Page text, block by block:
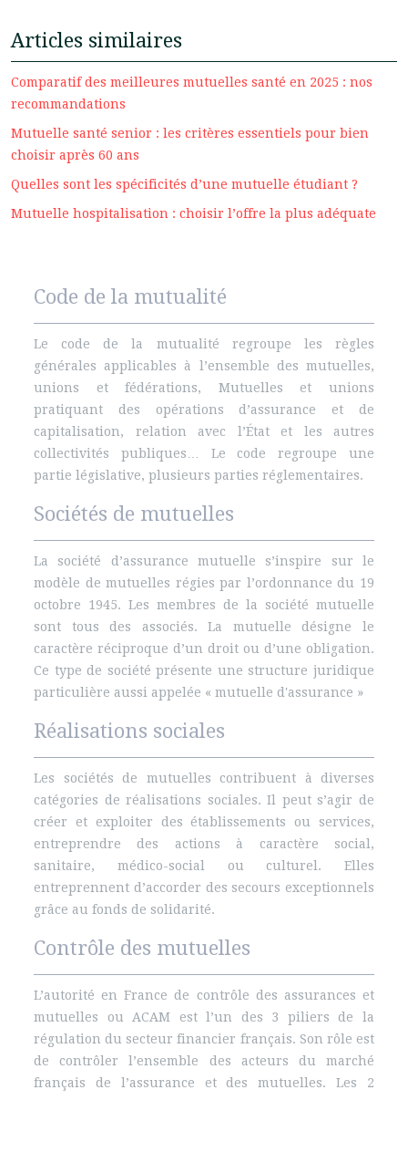
Articles similaires
Comparatif des meilleures mutuelles santé en 2025 : nos
recommandations
Mutuelle santé senior : les critères essentiels pour bien
choisir après 60 ans
Quelles sont les spécificités d’une mutuelle étudiant ?
Mutuelle hospitalisation : choisir l’offre la plus adéquate
Code de la mutualité
Le code de la mutualité regroupe les règles
générales applicables à l’ensemble des mutuelles,
unions et fédérations, Mutuelles et unions
pratiquant des opérations d’assurance et de
capitalisation, relation avec l’État et les autres
collectivités publiques… Le code regroupe une
partie législative, plusieurs parties réglementaires.
Sociétés de mutuelles
La société d’assurance mutuelle s’inspire sur le
modèle de mutuelles régies par l’ordonnance du 19
octobre 1945. Les membres de la société mutuelle
sont tous des associés. La mutuelle désigne le
caractère réciproque d’un droit ou d’une obligation.
Ce type de société présente une structure juridique
particulière aussi appelée « mutuelle d'assurance »
Réalisations sociales
Les sociétés de mutuelles contribuent à diverses
catégories de réalisations sociales. Il peut s’agir de
créer et exploiter des établissements ou services,
entreprendre des actions à caractère social,
sanitaire, médico-social ou culturel. Elles
entreprennent d’accorder des secours exceptionnels
grâce au fonds de solidarité.
Contrôle des mutuelles
L’autorité en France de contrôle des assurances et
mutuelles ou ACAM est l’un des 3 piliers de la
régulation du secteur financier français. Son rôle est
de contrôler l’ensemble des acteurs du marché
français de l’assurance et des mutuelles. Les 2